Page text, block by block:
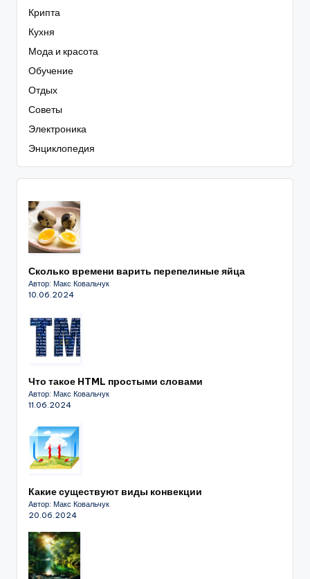
Крипта
Кухня
Мода и красота
Обучение
Отдых
Советы
Электроника
Энциклопедия
Сколько времени варить перепелиные яйца
Автор: Макс Ковальчук
10.06.2024
Что такое HTML простыми словами
Автор: Макс Ковальчук
11.06.2024
Какие существуют виды конвекции
Автор: Макс Ковальчук
20.06.2024